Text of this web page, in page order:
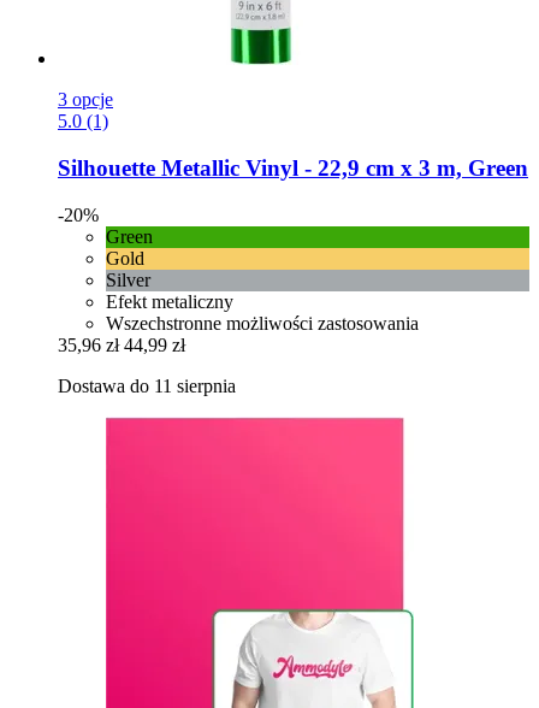
3 opcje
5.0 (1)
Silhouette Metallic Vinyl -​ 22,9 cm x 3 m, Green
-20%
Green
Gold
Silver
Efekt metaliczny
Wszechstronne możliwości zastosowania
35,96 zł 44,99 zł
Dostawa do 11 sierpnia